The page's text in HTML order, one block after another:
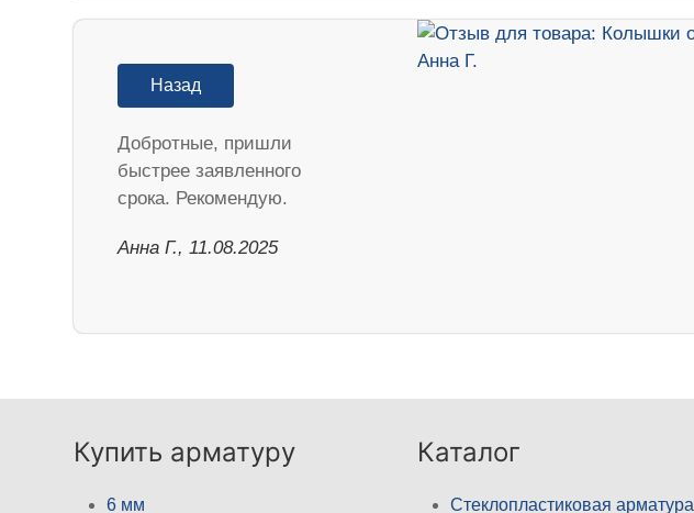
Назад
Добротные, пришли
быстрее заявленного
срока. Рекомендую.
Анна Г., 11.08.2025
Купить арматуру
6 мм
Каталог
Стеклопластиковая арматура